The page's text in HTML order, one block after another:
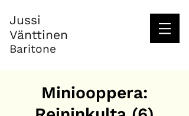
Jussi
Vänttinen
Baritone
Miniooppera: